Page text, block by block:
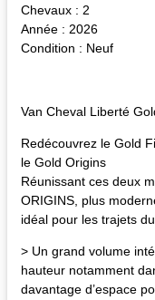
Chevaux : 2
Année : 2026
Condition : Neuf
Van Cheval Liberté
Redécouvrez le Gold
le Gold Origins
Réunissant ces deux
ORIGINS, plus
idéal pour les trajets
> Un grand volume
hauteur notamment
davantage d’espace